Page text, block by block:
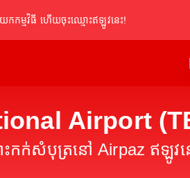
កកម្មវិធី ហើយចុះឈ្មោះឥឡូវនេះ!
Airport
ះកក់សំបុត្រនៅ Airpaz ឥឡូវន